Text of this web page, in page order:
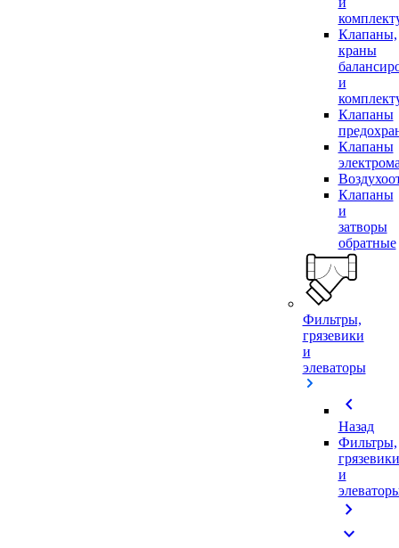
Клапаны,
краны
и
Клапаны
Клапаны
Клапаны
и
затворы
обратные
Фильтры,
грязевики
и
элеваторы
chevron_left
Назад
Фильтры,
грязевики
и
chevron_right
expand_more